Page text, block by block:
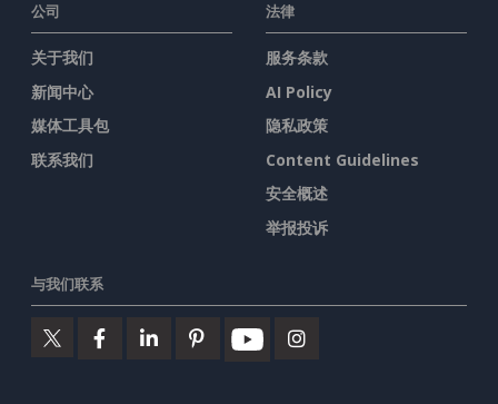
公司
关于我们
新闻中心
媒体工具包
联系我们
法律
服务条款
AI Policy
隐私政策
Content Guidelines
安全概述
举报投诉
与我们联系